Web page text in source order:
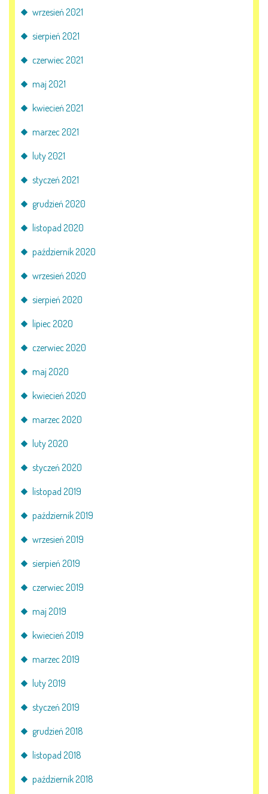
wrzesień 2021
sierpień 2021
czerwiec 2021
maj 2021
kwiecień 2021
marzec 2021
luty 2021
styczeń 2021
grudzień 2020
listopad 2020
październik 2020
wrzesień 2020
sierpień 2020
lipiec 2020
czerwiec 2020
maj 2020
kwiecień 2020
marzec 2020
luty 2020
styczeń 2020
listopad 2019
październik 2019
wrzesień 2019
sierpień 2019
czerwiec 2019
maj 2019
kwiecień 2019
marzec 2019
luty 2019
styczeń 2019
grudzień 2018
listopad 2018
październik 2018